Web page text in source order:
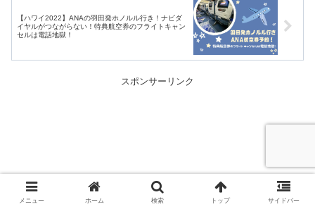
【ハワイ2022】ANAの羽田発ホノルル行き！ナビダ
イヤルがつながらない！特典航空券のフライトキャン
セルは電話地獄！
スポンサーリンク
メニュー ホーム 検索 トップ サイドバー